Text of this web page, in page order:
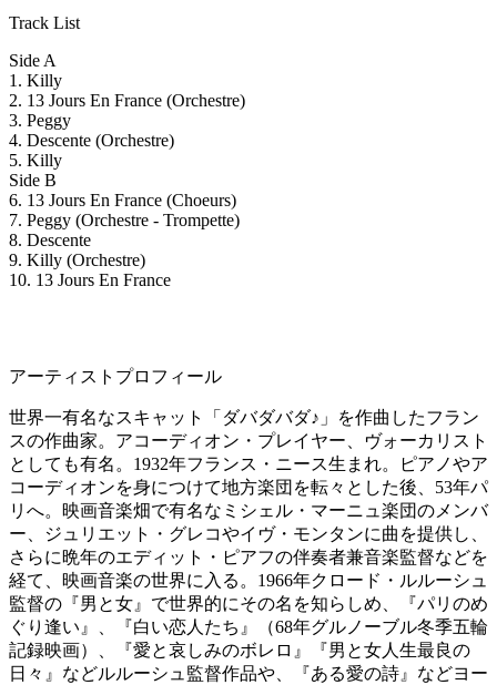
Track List
Side A
1. Killy
2. 13 Jours En France (Orchestre)
3. Peggy
4. Descente (Orchestre)
5. Killy
Side B
6. 13 Jours En France (Choeurs)
7. Peggy (Orchestre - Trompette)
8. Descente
9. Killy (Orchestre)
10. 13 Jours En France
アーティストプロフィール
世界一有名なスキャット「ダバダバダ♪」を作曲したフラン
スの作曲家。アコーディオン・プレイヤー、ヴォーカリスト
としても有名。1932年フランス・ニース生まれ。ピアノやア
コーディオンを身につけて地方楽団を転々とした後、53年パ
リへ。映画音楽畑で有名なミシェル・マーニュ楽団のメンバ
ー、ジュリエット・グレコやイヴ・モンタンに曲を提供し、
さらに晩年のエディット・ピアフの伴奏者兼音楽監督などを
経て、映画音楽の世界に入る。1966年クロード・ルルーシュ
監督の『男と女』で世界的にその名を知らしめ、『パリのめ
ぐり逢い』、『白い恋人たち』（68年グルノーブル冬季五輪
記録映画）、『愛と哀しみのボレロ』『男と女人生最良の
日々』などルルーシュ監督作品や、『ある愛の詩』などヨー